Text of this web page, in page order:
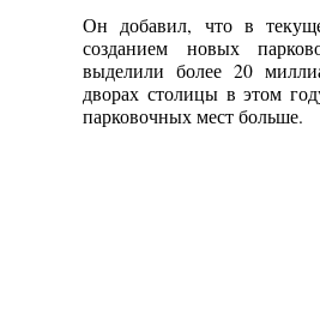
Он добавил, что в
созданием новых
выделили более 20
дворах столицы в этом
парковочных мест больше.